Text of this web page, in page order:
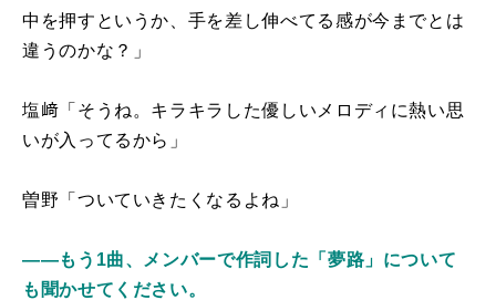
中を押すというか、手を差し伸べてる感が今までとは
違うのかな？」
塩﨑「そうね。キラキラした優しいメロディに熱い思
いが入ってるから」
曽野「ついていきたくなるよね」
――もう1曲、メンバーで作詞した「夢路」について
も聞かせてください。